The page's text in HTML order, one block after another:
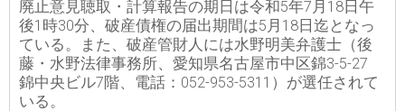
廃止意見聴取・計算報告の期日は令和5年7月18日午
後1時30分、破産債権の届出期間は5月18日迄となっ
ている。また、破産管財人には水野明美弁護士（後
藤・水野法律事務所、愛知県名古屋市中区錦3-5-27
錦中央ビル7階、電話：052-953-5311）が選任されて
いる。